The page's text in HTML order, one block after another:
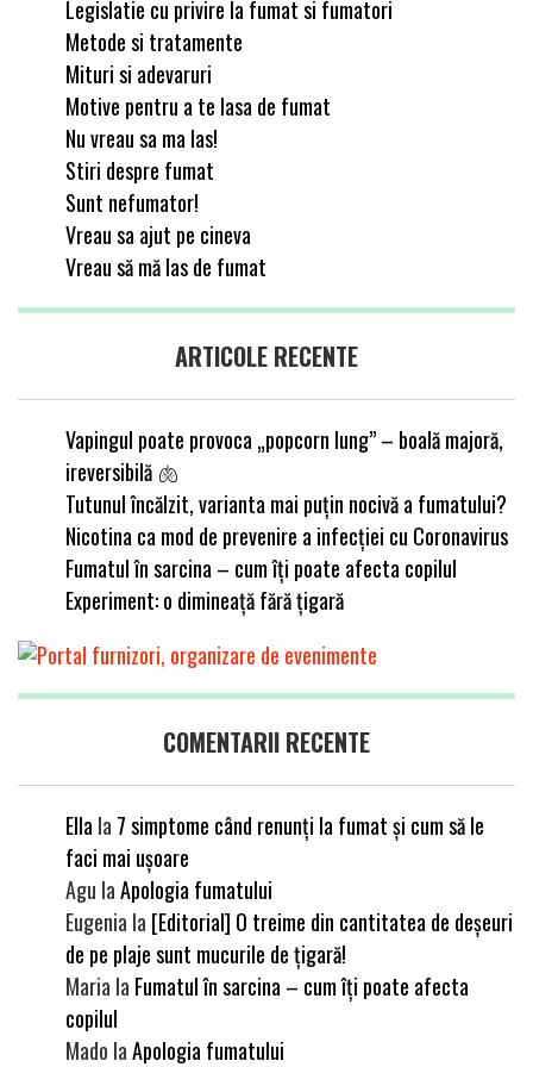
Legislatie cu privire la fumat si fumatori
Metode si tratamente
Mituri si adevaruri
Motive pentru a te lasa de fumat
Nu vreau sa ma las!
Stiri despre fumat
Sunt nefumator!
Vreau sa ajut pe cineva
Vreau să mă las de fumat
ARTICOLE RECENTE
Vapingul poate provoca „popcorn lung” – boală majoră,
ireversibilă 🫁
Tutunul încălzit, varianta mai puțin nocivă a fumatului?
Nicotina ca mod de prevenire a infecției cu Coronavirus
Fumatul în sarcina – cum îți poate afecta copilul
Experiment: o dimineață fără țigară
COMENTARII RECENTE
Ellala 7 simptome când renunți la fumat și cum să le
faci mai ușoare
Agu laApologia fumatului
Eugenia la [Editorial] O treime din cantitatea de deșeuri
de pe plaje sunt mucurile de țigară!
Maria la Fumatul în sarcina – cum îți poate afecta
copilul
Mado laApologia fumatului